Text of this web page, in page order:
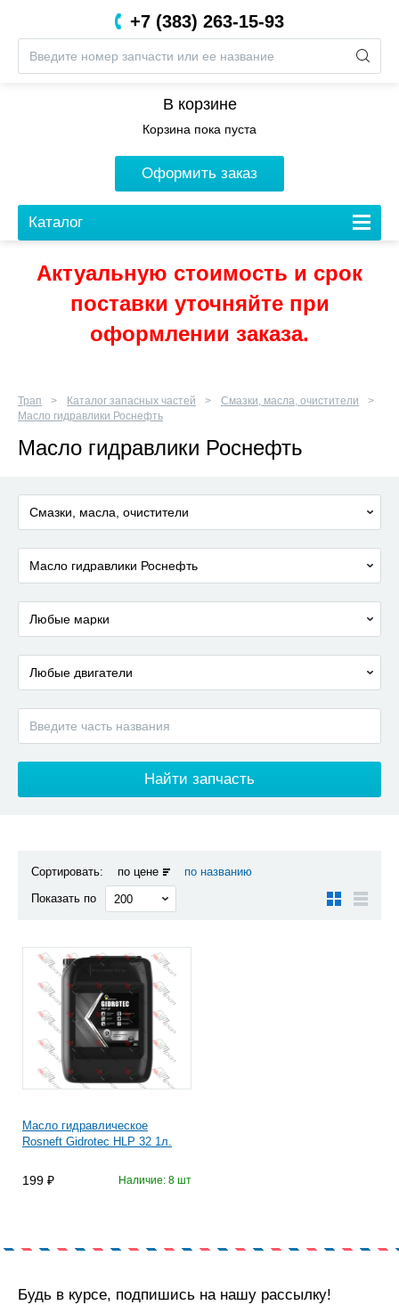
8 (800) 201-05-06
+7 (383) 263-15-93
В корзине
Корзина пока пуста
Оформить заказ
Каталог
Актуальную стоимость и срок
поставки уточняйте при
оформлении заказа.
Трап Каталог запасных частей
Смазки, масла, очистители
Масло гидравлики Роснефть
Масло гидравлики Роснефть
Сортировать: по цене
по названию
Показать по
Масло гидравлическое
Rosneft Gidrotec HLP 32 1л.
199 Наличие: 8 шт
Будь в курсе, подпишись на нашу рассылку!